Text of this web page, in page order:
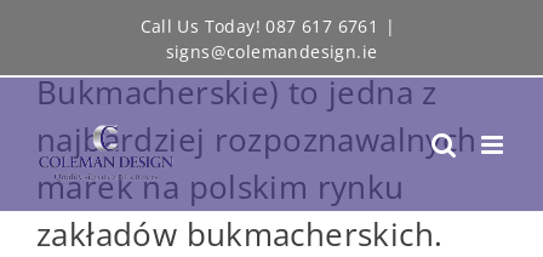
to
content
Call Us Today! 087 617 6761
|
signs@colemandesign.ie
STS (Sportowe Typy
Bukmacherskie) to jedna z
najbardziej rozpoznawalnych
marek na polskim rynku
zakładów bukmacherskich.